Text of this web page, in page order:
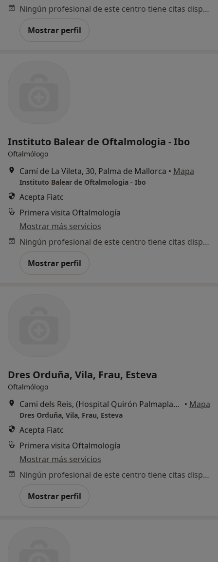
Ningún profesional de este centro tiene citas disponibles
Mostrar perfil
Instituto Balear de Oftalmologia - Ibo
Oftalmólogo
Camí de La Vileta, 30, Palma de Mallorca • Mapa
Instituto Balear de Oftalmologia - Ibo
Acepta Fiatc
Primera visita Oftalmología
Mostrar más servicios
Ningún profesional de este centro tiene citas disponibles
Mostrar perfil
Dres Orduña, Vila, Frau, Esteva
Oftalmólogo
Cami dels Reis, (Hospital Quirón Palmaplanas), Palma de Mallorca • Mapa
Dres Orduña, Vila, Frau, Esteva
Acepta Fiatc
Primera visita Oftalmología
Mostrar más servicios
Ningún profesional de este centro tiene citas disponibles
Mostrar perfil